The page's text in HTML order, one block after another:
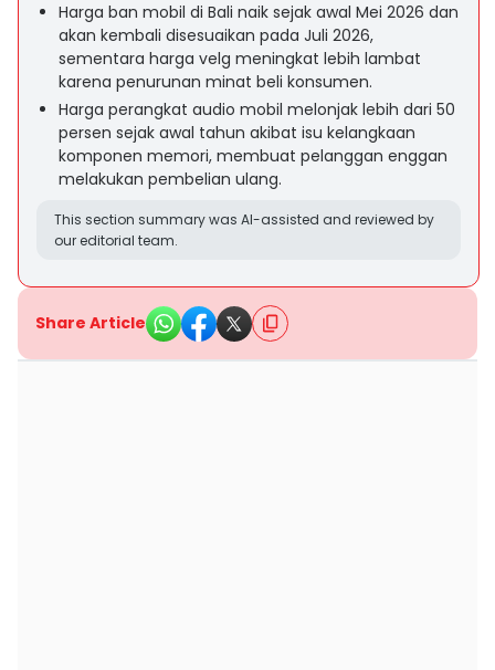
Harga ban mobil di Bali naik sejak awal Mei 2026 dan
akan kembali disesuaikan pada Juli 2026,
sementara harga velg meningkat lebih lambat
karena penurunan minat beli konsumen.
Harga perangkat audio mobil melonjak lebih dari 50
persen sejak awal tahun akibat isu kelangkaan
komponen memori, membuat pelanggan enggan
melakukan pembelian ulang.
This section summary was AI-assisted and reviewed by
our editorial team.
Share Article